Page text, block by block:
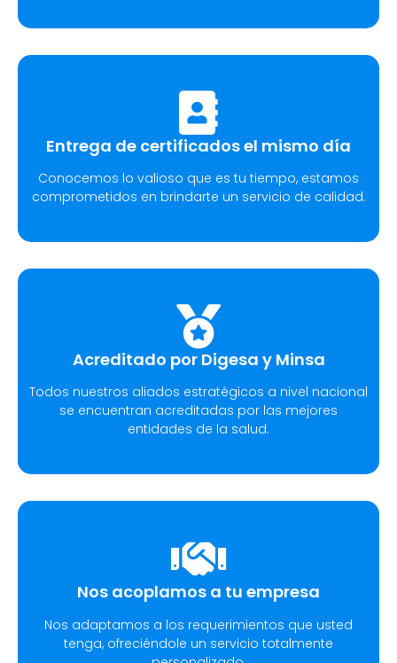
Entrega de certificados el mismo día
Conocemos lo valioso que es tu tiempo, estamos
comprometidos en brindarte un servicio de calidad.
Acreditado por Digesa y Minsa​
Todos nuestros aliados estratégicos a nivel nacional
se encuentran acreditadas por las mejores
entidades de la salud.
Nos acoplamos a tu empresa
Nos adaptamos a los requerimientos que usted
tenga, ofreciéndole un servicio totalmente